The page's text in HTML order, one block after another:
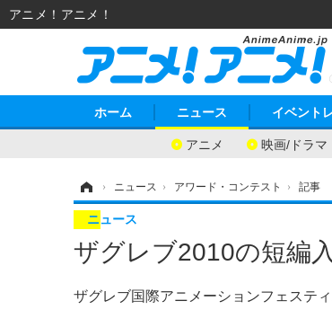
ホーム ニュース
アニメ 映画/ドラマ
イベント
› ニュース › アワード・コンテスト › 記事
ザグレブ2010の短編
ザグレブ国際アニメーションフェステ
ニュース
アニメ！アニメ！